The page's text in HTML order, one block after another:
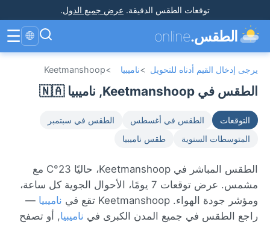
توقعات الطقس الدقيقة. عرض جميع الدول.
الطقس.online
🌐
☰
يرجى إدخال القيم أدناه للتحويل >ناميبيا >
Keetmanshoop
الطقس في Keetmanshoop, ناميبيا 🇳🇦
التوقعات الطقس في أغسطس
الطقس في سبتمبر
المتوسطات السنوية
طقس ناميبيا
الطقس المباشر في Keetmanshoop، حاليًا 23°C مع
مشمس. عرض توقعات 7 يومًا، الأحوال الجوية كل ساعة،
ومؤشر جودة الهواء. Keetmanshoop تقع في
ناميبيا —
راجع الطقس في جميع المدن الكبرى في ناميبيا, أو تصفح